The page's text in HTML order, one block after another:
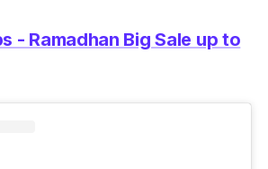
- Ramadhan Big Sale up to